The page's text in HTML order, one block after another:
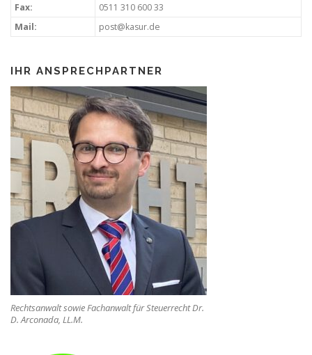
Fax:
0511 310 600 33
Mail:
post@kasur.de
IHR ANSPRECHPARTNER
Rechtsanwalt sowie Fachanwalt für Steuerrecht Dr.
D. Arconada, LL.M.